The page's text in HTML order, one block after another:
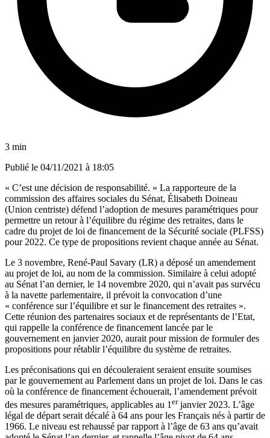
3 min
Publié le 04/11/2021 à 18:05
« C’est une décision de responsabilité. » La rapporteure de la
commission des affaires sociales du Sénat, Élisabeth Doineau
(Union centriste) défend l’adoption de mesures paramétriques pour
permettre un retour à l’équilibre du régime des retraites, dans le
cadre du projet de loi de financement de la Sécurité sociale (PLFSS)
pour 2022. Ce type de propositions revient chaque année au Sénat.
Le 3 novembre, René-Paul Savary (LR) a déposé un amendement
au projet de loi, au nom de la commission. Similaire à celui adopté
au Sénat l’an dernier, le 14 novembre 2020, qui n’avait pas survécu
à la navette parlementaire, il prévoit la convocation d’une
« conférence sur l’équilibre et sur le financement des retraites ».
Cette réunion des partenaires sociaux et de représentants de l’Etat,
qui rappelle la conférence de financement lancée par le
gouvernement en janvier 2020, aurait pour mission de formuler des
propositions pour rétablir l’équilibre du système de retraites.
Les préconisations qui en découleraient seraient ensuite soumises
par le gouvernement au Parlement dans un projet de loi. Dans le cas
où la conférence de financement échouerait, l’amendement prévoit
des mesures paramétriques, applicables au 1 erjanvier 2023. L’âge
légal de départ serait décalé à 64 ans pour les Français nés à partir de
1966. Le niveau est rehaussé par rapport à l’âge de 63 ans qu’avait